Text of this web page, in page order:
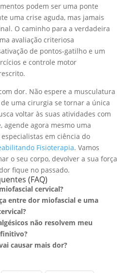
podem ser uma ponte
uma crise aguda, mas jamais
O caminho para a verdadeira
avaliação criteriosa
de pontos-gatilho e um
e controle motor
dor. Não espere a musculatura
uma cirurgia se tornar a única
voltar às suas atividades com
agende agora mesmo uma
em ciência do
Fisioterapia. Vamos
o seu corpo, devolver a sua força
fique no passado.
(FAQ)
cervical?
entre dor miofascial e uma
não resolvem meu
causar mais dor?